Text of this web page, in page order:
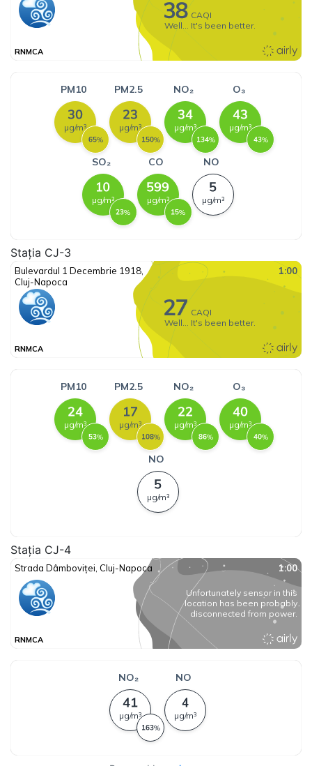
Stația CJ-3
Stația CJ-4